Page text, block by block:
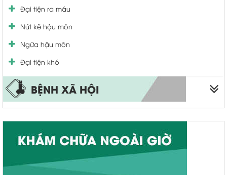
Vá màng trinh
Thu nhỏ âm đạo
viêm cổ tử cung
Đại tiện ra máu
Nứt kẽ hậu môn
Ngứa hậu môn
Đại tiện khó
BỆNH XÃ HỘI
Bệnh lậu
Mụn rộp sinh dục